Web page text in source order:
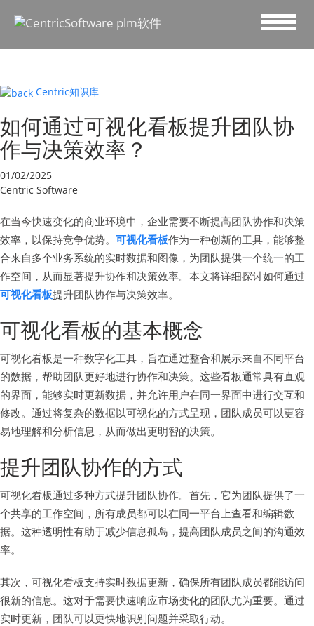
Centric知识库
如何通过可视化看板提升团队协
作与决策效率？
01/02/2025
Centric Software
在当今快速变化的商业环境中，企业需要不断提高团队协作和决策
效率，以保持竞争优势。 可视化看板作为一种创新的工具，能够整
合来自多个业务系统的实时数据和图像，为团队提供一个统一的工
作空间，从而显著提升协作和决策效率。本文将详细探讨如何通过
可视化看板提升团队协作与决策效率。
可视化看板的基本概念
可视化看板是一种数字化工具，旨在通过整合和展示来自不同平台
的数据，帮助团队更好地进行协作和决策。这些看板通常具有直观
的界面，能够实时更新数据，并允许用户在同一界面中进行交互和
修改。通过将复杂的数据以可视化的方式呈现，团队成员可以更容
易地理解和分析信息，从而做出更明智的决策。
提升团队协作的方式
可视化看板通过多种方式提升团队协作。首先，它为团队提供了一
个共享的工作空间，所有成员都可以在同一平台上查看和编辑数
据。这种透明性有助于减少信息孤岛，提高团队成员之间的沟通效
率。
其次，可视化看板支持实时数据更新，确保所有团队成员都能访问
很新的信息。这对于需要快速响应市场变化的团队尤为重要。通过
实时更新，团队可以更快地识别问题并采取行动。